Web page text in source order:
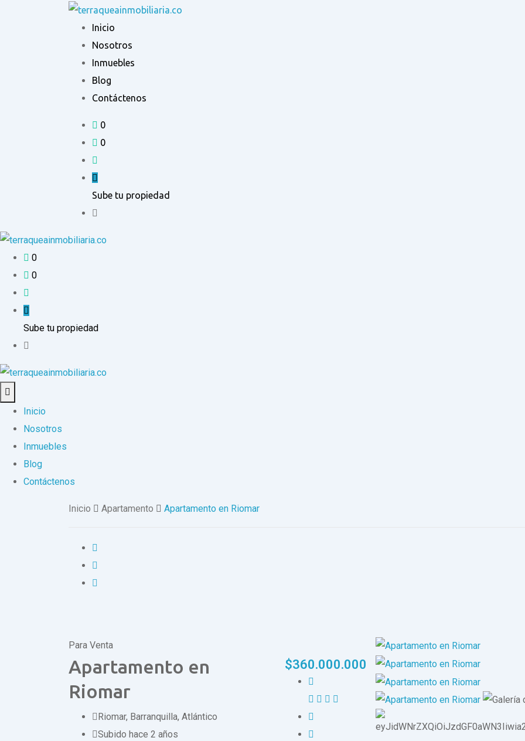
Inicio
Nosotros
Inmuebles
Blog
Contáctenos
0
0
Sube tu propiedad
0
0
Sube tu propiedad
Inicio
Nosotros
Inmuebles
Blog
Contáctenos
Inicio Apartamento Apartamento en Riomar
Para Venta
Apartamento en
Riomar
Riomar, Barranquilla, Atlántico
Subido hace 2 años
$360.000.000